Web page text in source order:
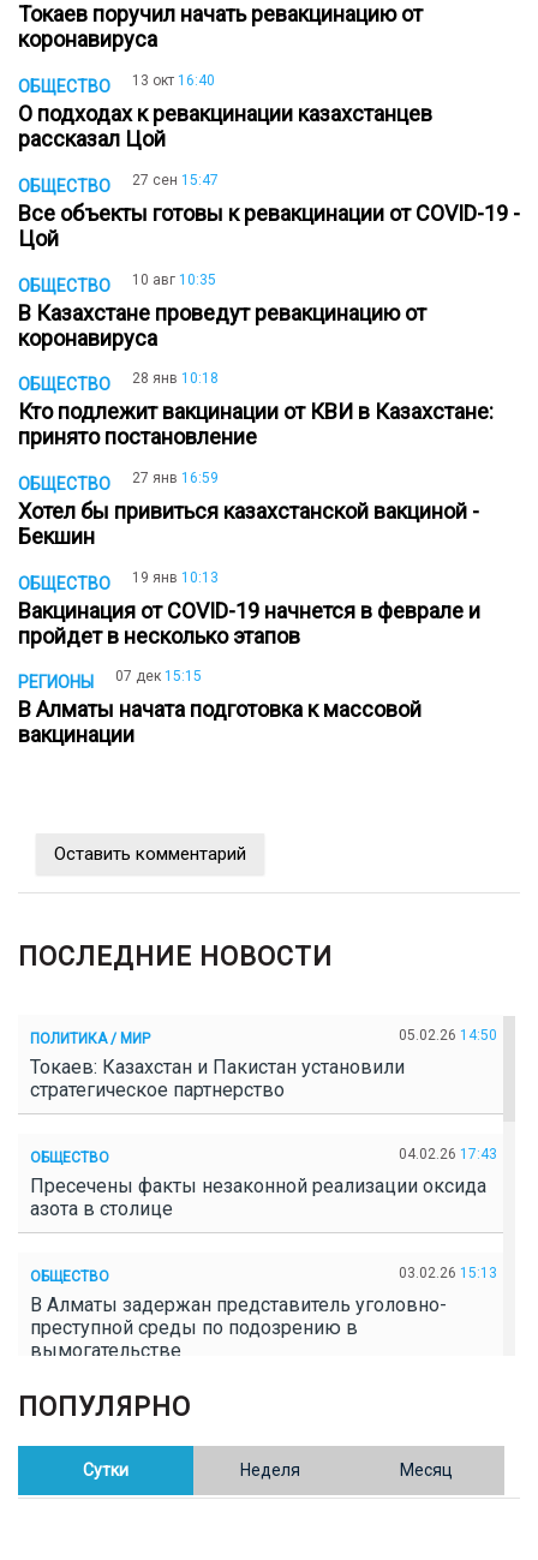
Токаев поручил начать ревакцинацию от
коронавируса
ОБЩЕСТВО 13 окт 16:40
О подходах к ревакцинации казахстанцев
рассказал Цой
ОБЩЕСТВО 27 сен 15:47
Все объекты готовы к ревакцинации от COVID-19 -
Цой
ОБЩЕСТВО 10 авг 10:35
В Казахстане проведут ревакцинацию от
коронавируса
ОБЩЕСТВО 28 янв 10:18
Кто подлежит вакцинации от КВИ в Казахстане:
принято постановление
ОБЩЕСТВО 27 янв 16:59
Хотел бы привиться казахстанской вакциной -
Бекшин
ОБЩЕСТВО 19 янв 10:13
Вакцинация от COVID-19 начнется в феврале и
пройдет в несколько этапов
РЕГИОНЫ 07 дек 15:15
В Алматы начата подготовка к массовой
вакцинации
Оставить комментарий
ПОСЛЕДНИЕ НОВОСТИ
ПОЛИТИКА / МИР 05.02.26 14:50
Токаев: Казахстан и Пакистан установили
стратегическое партнерство
ОБЩЕСТВО 04.02.26 17:43
Пресечены факты незаконной реализации оксида
азота в столице
ОБЩЕСТВО 03.02.26 15:13
В Алматы задержан представитель уголовно-
преступной среды по подозрению в
вымогательстве
ОБЩЕСТВО
Полицейские пресекли незаконное выращивание
конопли в Таразе
ПОПУЛЯРНО
Сутки Неделя Месяц